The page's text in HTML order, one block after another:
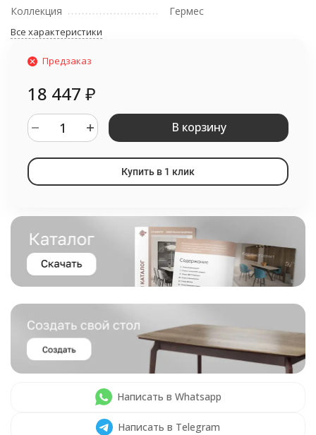
Коллекция
Гермес
Все характеристики
Предзаказ
18 447 ₽
В корзину
Купить в 1 клик
Написать в Whatsapp
Написать в Telegram